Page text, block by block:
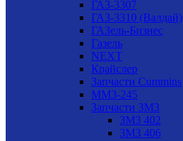
ГАЗ-3307
ГАЗ-3310 (Валдай)
ГАЗель-Бизнес
Газель
NEXT
Крайслер
Запчасти Cummins
ММЗ-245
Запчасти ЗМЗ
ЗМЗ 402
ЗМЗ 406